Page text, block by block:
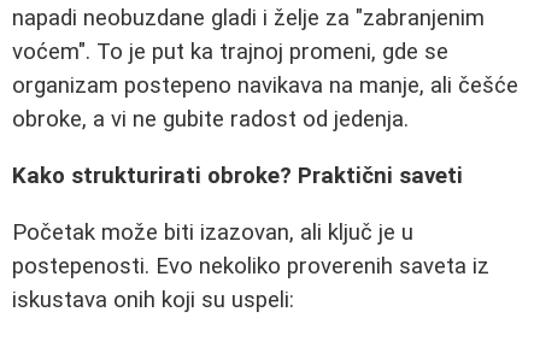
napadi neobuzdane gladi i želje za "zabranjenim
voćem". To je put ka trajnoj promeni, gde se
organizam postepeno navikava na manje, ali češće
obroke, a vi ne gubite radost od jedenja.
Kako strukturirati obroke? Praktični saveti
Početak može biti izazovan, ali ključ je u
postepenosti. Evo nekoliko proverenih saveta iz
iskustava onih koji su uspeli: